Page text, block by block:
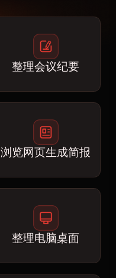
整理会议纪要
浏览网页生成简报
整理电脑桌面